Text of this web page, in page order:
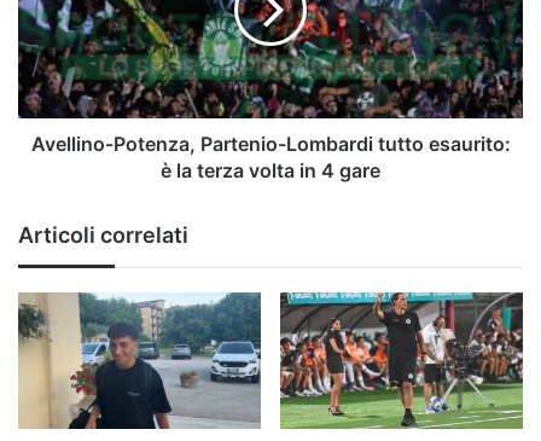
tutto
esaurito:
è
la
terza
volta
Avellino-Potenza, Partenio-Lombardi tutto esaurito:
è la terza volta in 4 gare
Articoli correlati